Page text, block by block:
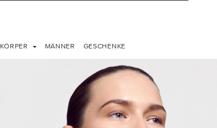
KÖRPER MÄNNER GESCHENKE